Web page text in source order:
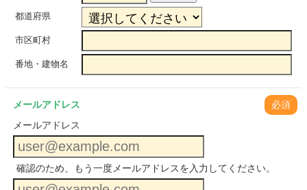
都道府県
市区町村
番地・建物名
メールアドレス
必須
メールアドレス
確認のため、もう一度メールアドレスを入力してください。